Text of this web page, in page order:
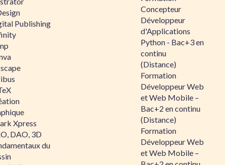
Publishing
Xpress
DAO, 3D
du
Concepteur
Développeur
d'Applications
Python - Bac+3 en
continu
(Distance)
Formation
Développeur Web
et Web Mobile –
Bac+2 en continu
(Distance)
Formation
Développeur Web
et Web Mobile –